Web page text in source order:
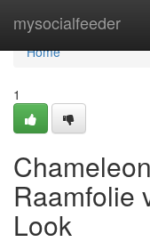
mysocialfeeder
Home
Home
1
Raamfolie
Look